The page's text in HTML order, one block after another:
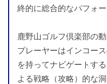
終的に総合的なパフォ
鹿野山ゴルフ倶楽部の
プレーヤーはインコー
を持ってナビゲートす
よる戦略（攻略）的な